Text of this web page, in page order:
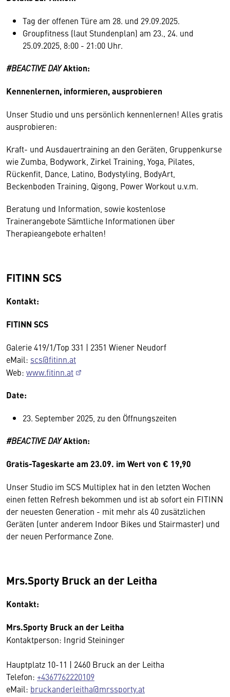
Tag der offenen Türe am 28. und 29.09.2025.
Groupfitness (laut Stundenplan) am 23., 24. und
25.09.2025, 8:00 - 21:00 Uhr.
#BEACTIVE DAYAktion:
Kennenlernen, informieren, ausprobieren
Unser Studio und uns persönlich kennenlernen! Alles gratis
ausprobieren:
Kraft- und Ausdauertraining an den Geräten, Gruppenkurse
wie Zumba, Bodywork, Zirkel Training, Yoga, Pilates,
Rückenfit, Dance, Latino, Bodystyling, BodyArt,
Beckenboden Training, Qigong, Power Workout u.v.m.
Beratung und Information, sowie kostenlose
Trainerangebote Sämtliche Informationen über
Therapieangebote erhalten!
FITINN SCS
Kontakt:
FITINN SCS
Galerie 419/1/Top 331 | 2351 Wiener Neudorf
eMail: scs@fitinn.at
Web: www.fitinn.at
Date:
23. September 2025, zu den Öffnungszeiten
#BEACTIVE DAYAktion:
Gratis-Tageskarte am 23.09. im Wert von € 19,90
Unser Studio im SCS Multiplex hat in den letzten Wochen
einen fetten Refresh bekommen und ist ab sofort ein FITINN
der neuesten Generation - mit mehr als 40 zusätzlichen
Geräten (unter anderem Indoor Bikes und Stairmaster) und
der neuen Performance Zone.
Mrs.Sporty Bruck an der Leitha
Kontakt:
Mrs.Sporty Bruck an der Leitha
Kontaktperson: Ingrid Steininger
Hauptplatz 10-11 | 2460 Bruck an der Leitha
Telefon: +4367762220109
eMail: bruckanderleitha@mrssporty.at